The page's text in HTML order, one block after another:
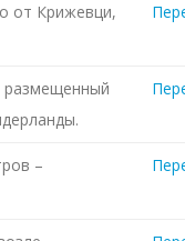
от Крижевци,
размещенный
–